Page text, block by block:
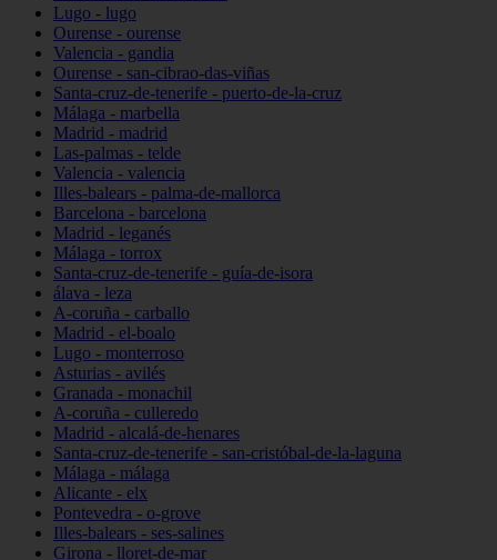
Lugo - lugo
Ourense - ourense
Valencia - gandia
Ourense - san-cibrao-das-viñas
Santa-cruz-de-tenerife - puerto-de-la-cruz
Málaga - marbella
Madrid - madrid
Las-palmas - telde
Valencia - valencia
Illes-balears - palma-de-mallorca
Barcelona - barcelona
Madrid - leganés
Málaga - torrox
Santa-cruz-de-tenerife - guía-de-isora
álava - leza
A-coruña - carballo
Madrid - el-boalo
Lugo - monterroso
Asturias - avilés
Granada - monachil
A-coruña - culleredo
Madrid - alcalá-de-henares
Santa-cruz-de-tenerife - san-cristóbal-de-la-laguna
Málaga - málaga
Alicante - elx
Pontevedra - o-grove
Illes-balears - ses-salines
Girona - lloret-de-mar